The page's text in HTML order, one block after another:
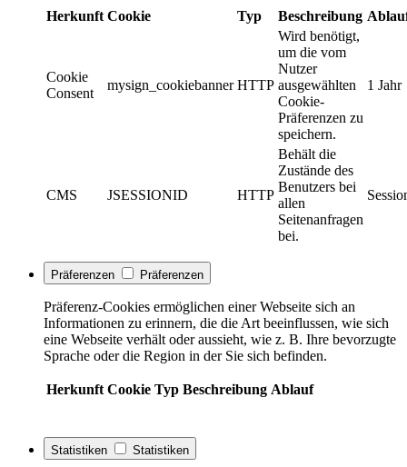
Herkunft Cookie Typ Beschreibung
Cookie
Consent
mysign_cookiebanner HTTP
Wird benötigt,
um die vom
Nutzer
ausgewählten
Cookie-
Präferenzen zu
speichern.
1 Jahr
CMS JSESSIONID HTTP
Behält die
Zustände des
Benutzers bei
allen
Seitenanfragen
bei.
Präferenzen Präferenzen
Präferenz-Cookies ermöglichen einer Webseite sich an
Informationen zu erinnern, die die Art beeinflussen, wie sich
eine Webseite verhält oder aussieht, wie z. B. Ihre bevorzugte
Sprache oder die Region in der Sie sich befinden.
Herkunft Cookie Typ Beschreibung Ablauf
Statistiken Statistiken